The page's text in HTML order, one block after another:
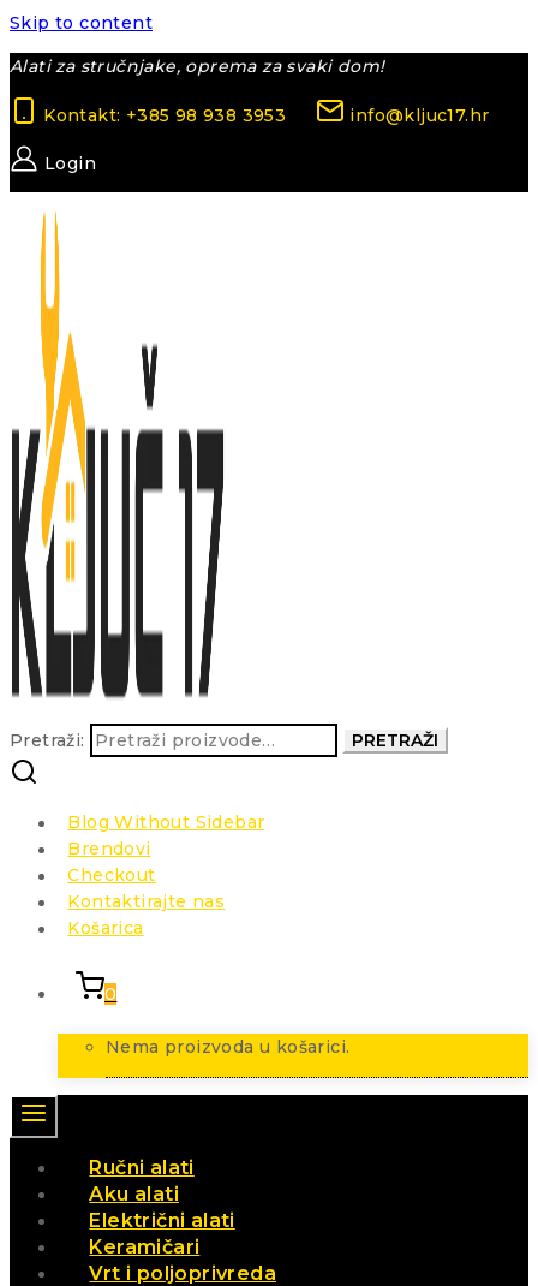
Skip to content
Alati za stručnjake, oprema za svaki dom!
Kontakt: +385 98 938 3953 info@kljuc17.hr
Login
Pretraži: PRETRAŽI
Blog Without Sidebar
Brendovi
Checkout
Kontaktirajte nas
Košarica
0
Nema proizvoda u košarici.
Ručni alati
Aku alati
Električni alati
Keramičari
Vrt i poljoprivreda